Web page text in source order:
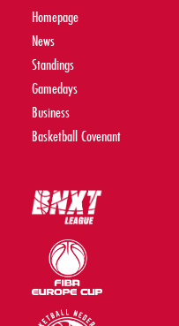
Homepage
News
Standings
Gamedays
Business
Basketball Covenant